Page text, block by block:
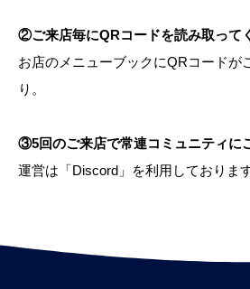
②ご来店毎にQRコードを読み取って
お店のメニューブックにQRコードが
り。
③5回のご来店で常連コミュニティに
運営は「Discord」を利用しております